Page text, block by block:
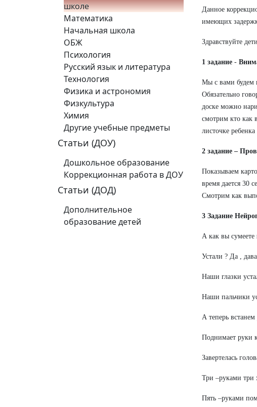
школе
Математика
Начальная школа
ОБЖ
Психология
Русский язык и литература
Технология
Физика и астрономия
Физкультура
Химия
Другие учебные предметы
Статьи (ДОУ)
Дошкольное образование
Коррекционная работа в ДОУ
Статьи (ДОД)
Дополнительное
образование детей
Данное
имеющих
Здравствуйте
1 задание -
Мы с вами будем
Обязательно
доске можно
смотрим кто как
листочке
2 задание –
Показываем
время дается 30
Смотрим как
3 Задание
А как вы
Устали ? Да ,
Наши глазки
Наши пальчики
А теперь встанем
Поднимает руки
Завертелась
Три –руками три
Пять –руками